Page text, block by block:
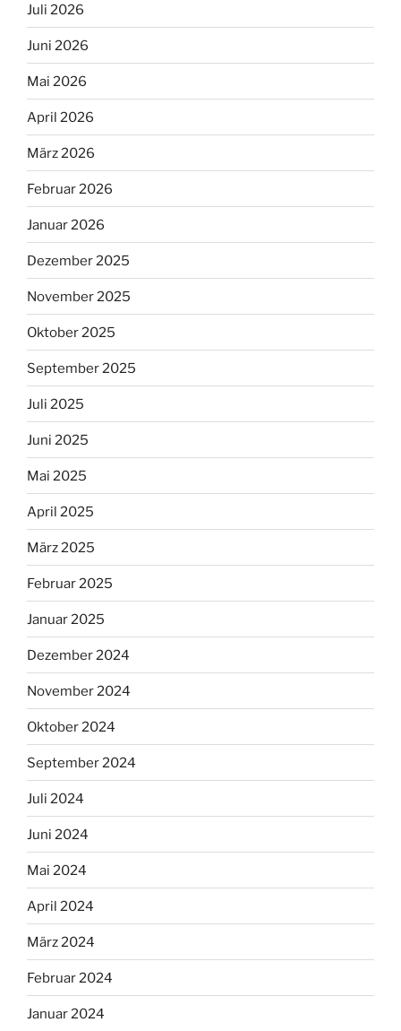
Juli 2026
Juni 2026
Mai 2026
April 2026
März 2026
Februar 2026
Januar 2026
Dezember 2025
November 2025
Oktober 2025
September 2025
Juli 2025
Juni 2025
Mai 2025
April 2025
März 2025
Februar 2025
Januar 2025
Dezember 2024
November 2024
Oktober 2024
September 2024
Juli 2024
Juni 2024
Mai 2024
April 2024
März 2024
Februar 2024
Januar 2024